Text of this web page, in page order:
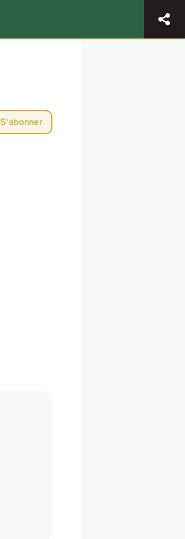
S'abonner